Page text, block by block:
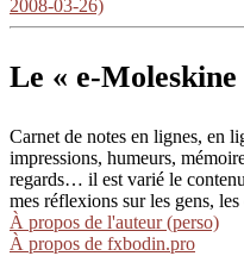
2008-03-26)
Le « e-
Carnet de notes en lignes, en
impressions, humeurs,
regards… il est varié le
mes réflexions sur les gens,
À propos de l'auteur (perso)
À propos de fxbodin.pro